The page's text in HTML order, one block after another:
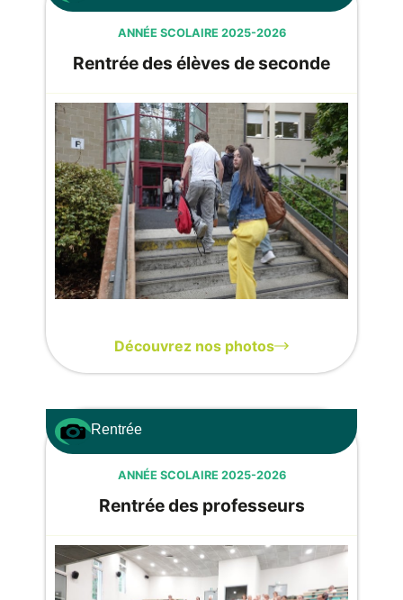
ANNÉE SCOLAIRE 2025-2026
Rentrée des élèves de seconde
Découvrez nos photos
Rentrée
ANNÉE SCOLAIRE 2025-2026
Rentrée des professeurs